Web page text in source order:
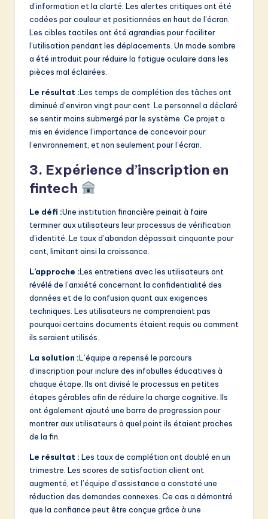
d’information et la clarté. Les alertes critiques ont été
codées par couleur et positionnées en haut de l’écran.
Les cibles tactiles ont été agrandies pour faciliter
l’utilisation pendant les déplacements. Un mode sombre
a été introduit pour réduire la fatigue oculaire dans les
pièces mal éclairées.
Le résultat :Les temps de complétion des tâches ont
diminué d’environ vingt pour cent. Le personnel a déclaré
se sentir moins submergé par le système. Ce projet a
mis en évidence l’importance de concevoir pour
l’environnement, et non seulement pour l’écran.
3. Expérience d’inscription en
fintech
Le défi :Une institution financière peinait à faire
terminer aux utilisateurs leur processus de vérification
d’identité. Le taux d’abandon dépassait cinquante pour
cent, limitant ainsi la croissance.
L’approche :Les entretiens avec les utilisateurs ont
révélé de l’anxiété concernant la confidentialité des
données et de la confusion quant aux exigences
techniques. Les utilisateurs ne comprenaient pas
pourquoi certains documents étaient requis ou comment
ils seraient utilisés.
La solution :L’équipe a repensé le parcours
d’inscription pour inclure des infobulles éducatives à
chaque étape. Ils ont divisé le processus en petites
étapes gérables afin de réduire la charge cognitive. Ils
ont également ajouté une barre de progression pour
montrer aux utilisateurs à quel point ils étaient proches
de la fin.
Le résultat : Les taux de complétion ont doublé en un
trimestre. Les scores de satisfaction client ont
augmenté, et l’équipe d’assistance a constaté une
réduction des demandes connexes. Ce cas a démontré
que la confiance peut être conçue grâce à une